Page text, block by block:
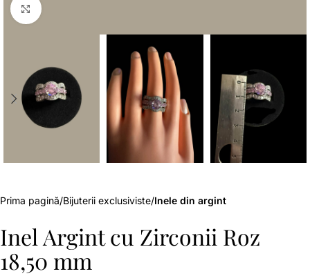
Click to enlarge
Prima pagină Bijuterii exclusiviste Inele din argint
Inel Argint cu Zirconii Roz
18,50 mm